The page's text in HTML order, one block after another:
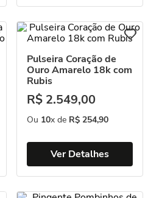
Pulseira Coração de
Ouro Amarelo 18k com
Rubis
R$ 2.549,00
Ou 10x de R$ 254,90
Ver Detalhes